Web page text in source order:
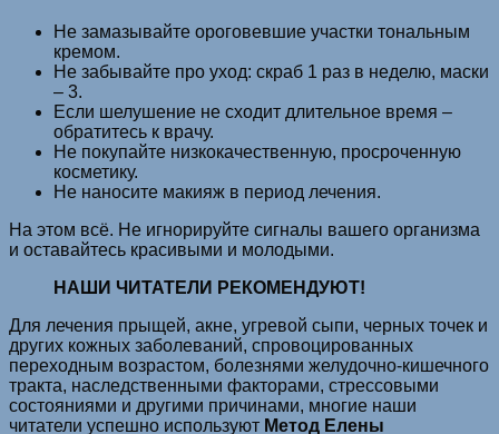
Не замазывайте ороговевшие участки тональным
кремом.
Не забывайте про уход: скраб 1 раз в неделю, маски
– 3.
Если шелушение не сходит длительное время –
обратитесь к врачу.
Не покупайте низкокачественную, просроченную
косметику.
Не наносите макияж в период лечения.
На этом всё. Не игнорируйте сигналы вашего организма
и оставайтесь красивыми и молодыми.
НАШИ ЧИТАТЕЛИ РЕКОМЕНДУЮТ!
Для лечения прыщей, акне, угревой сыпи, черных точек и
других кожных заболеваний, спровоцированных
переходным возрастом, болезнями желудочно-кишечного
тракта, наследственными факторами, стрессовыми
состояниями и другими причинами, многие наши
читатели успешно используют Метод Елены